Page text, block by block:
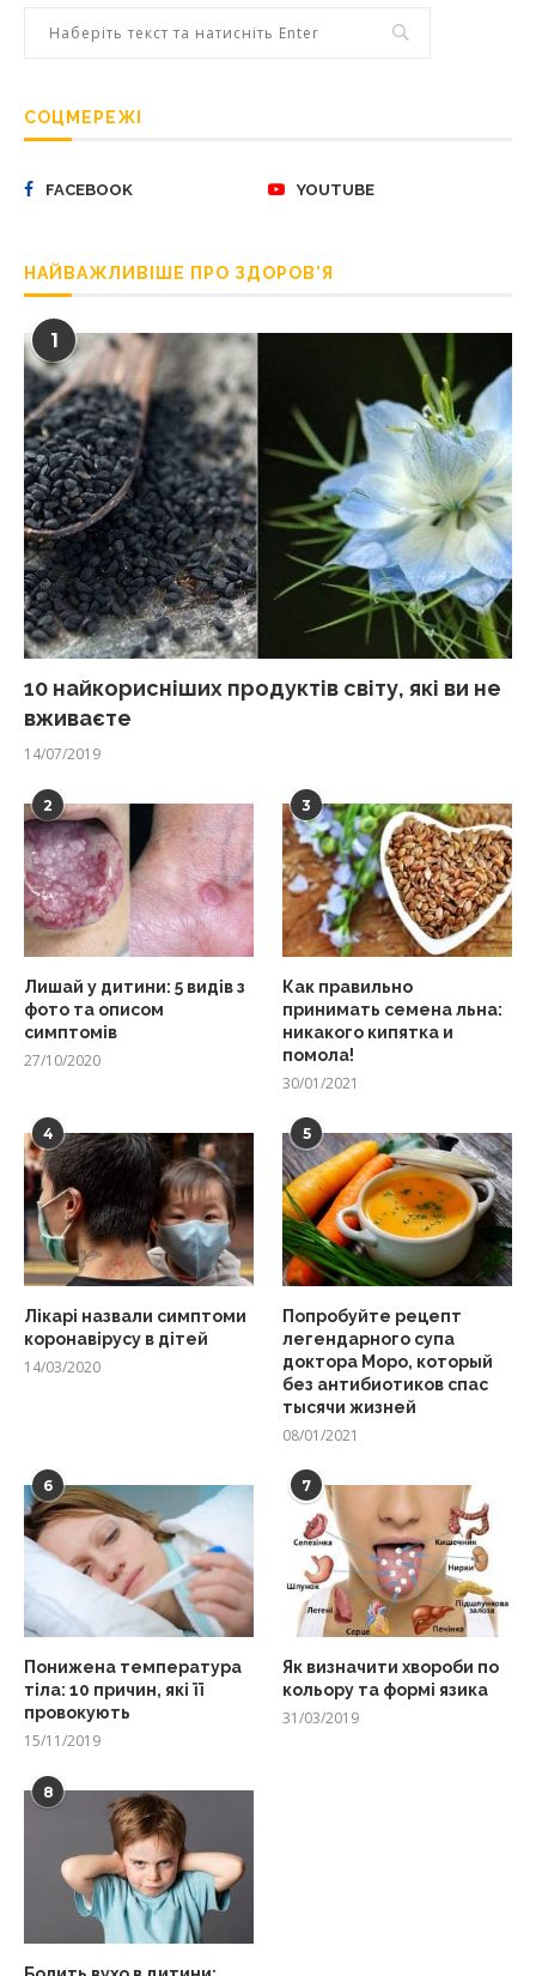
СОЦМЕРЕЖІ
FACEBOOK YOUTUBE
НАЙВАЖЛИВІШЕ ПРО ЗДОРОВ’Я
1
10 найкорисніших продуктів світу, які ви не
вживаєте
14/07/2019
2
Лишай у дитини: 5 видів з
фото та описом
симптомів
27/10/2020
3
Как правильно
принимать семена льна:
никакого кипятка и
помола!
30/01/2021
4
Лікарі назвали симптоми
коронавірусу в дітей
14/03/2020
5
Попробуйте рецепт
легендарного супа
доктора Моро, который
без антибиотиков спас
тысячи жизней
08/01/2021
6
Понижена температура
тіла: 10 причин, які її
провокують
15/11/2019
7
Як визначити хвороби по
кольору та формі язика
31/03/2019
8